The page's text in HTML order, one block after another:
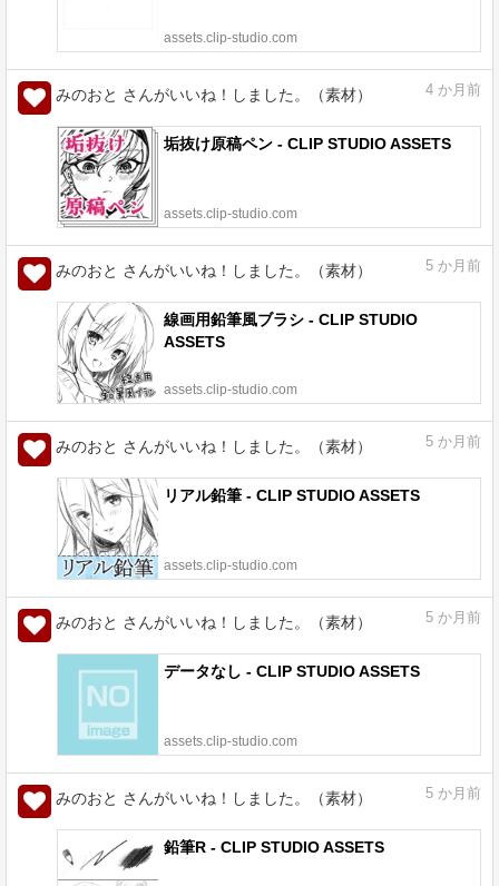
assets.clip-studio.com
みのおと さんがいいね！しました。（素材） 4 か月前
垢抜け原稿ペン - CLIP STUDIO ASSETS
assets.clip-studio.com
みのおと さんがいいね！しました。（素材） 5 か月前
線画用鉛筆風ブラシ - CLIP STUDIO
ASSETS
assets.clip-studio.com
みのおと さんがいいね！しました。（素材） 5 か月前
リアル鉛筆 - CLIP STUDIO ASSETS
assets.clip-studio.com
みのおと さんがいいね！しました。（素材） 5 か月前
データなし - CLIP STUDIO ASSETS
assets.clip-studio.com
みのおと さんがいいね！しました。（素材） 5 か月前
鉛筆R - CLIP STUDIO ASSETS